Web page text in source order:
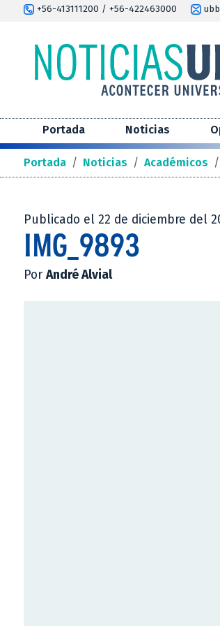
+56-413111200 / +56-422463000
Portada Noticias
Portada / Noticias / Académicos /
Publicado el 22 de diciembre del
IMG_9893
Por André Alvial